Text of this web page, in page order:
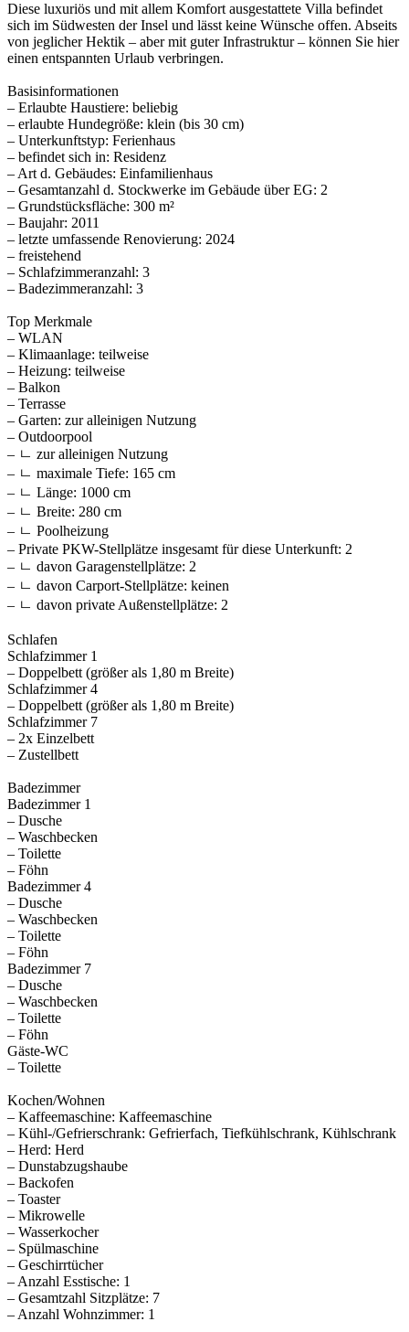
Diese luxuriös und mit allem Komfort ausgestattete Villa befindet
sich im Südwesten der Insel und lässt keine Wünsche offen. Abseits
von jeglicher Hektik – aber mit guter Infrastruktur – können Sie hier
einen entspannten Urlaub verbringen.
Basisinformationen
– Erlaubte Haustiere: beliebig
– erlaubte Hundegröße: klein (bis 30 cm)
– Unterkunftstyp: Ferienhaus
– befindet sich in: Residenz
– Art d. Gebäudes: Einfamilienhaus
– Gesamtanzahl d. Stockwerke im Gebäude über EG: 2
– Grundstücksfläche: 300 m²
– Baujahr: 2011
– letzte umfassende Renovierung: 2024
– freistehend
– Schlafzimmeranzahl: 3
– Badezimmeranzahl: 3
Top Merkmale
– WLAN
– Klimaanlage: teilweise
– Heizung: teilweise
– Balkon
– Terrasse
– Garten: zur alleinigen Nutzung
– Outdoorpool
– ㄴ zur alleinigen Nutzung
– ㄴ maximale Tiefe: 165 cm
– ㄴ Länge: 1000 cm
– ㄴ Breite: 280 cm
– ㄴ Poolheizung
– Private PKW-Stellplätze insgesamt für diese Unterkunft: 2
– ㄴ davon Garagenstellplätze: 2
– ㄴ davon Carport-Stellplätze: keinen
– ㄴ davon private Außen­stellplätze: 2
Schlafen
Schlafzimmer 1
– Doppelbett (größer als 1,80 m Breite)
Schlafzimmer 4
– Doppelbett (größer als 1,80 m Breite)
Schlafzimmer 7
– 2x Einzelbett
– Zustellbett
Badezimmer
Badezimmer 1
– Dusche
– Waschbecken
– Toilette
– Föhn
Badezimmer 4
– Dusche
– Waschbecken
– Toilette
– Föhn
Badezimmer 7
– Dusche
– Waschbecken
– Toilette
– Föhn
Gäste-WC
– Toilette
Kochen/Wohnen
– Kaffeemaschine: Kaffeemaschine
– Kühl-/Gefrierschrank: Gefrierfach, Tiefkühlschrank, Kühlschrank
– Herd: Herd
– Dunstabzugshaube
– Backofen
– Toaster
– Mikrowelle
– Wasserkocher
– Spülmaschine
– Geschirrtücher
– Anzahl Esstische: 1
– Gesamtzahl Sitzplätze: 7
– Anzahl Wohnzimmer: 1